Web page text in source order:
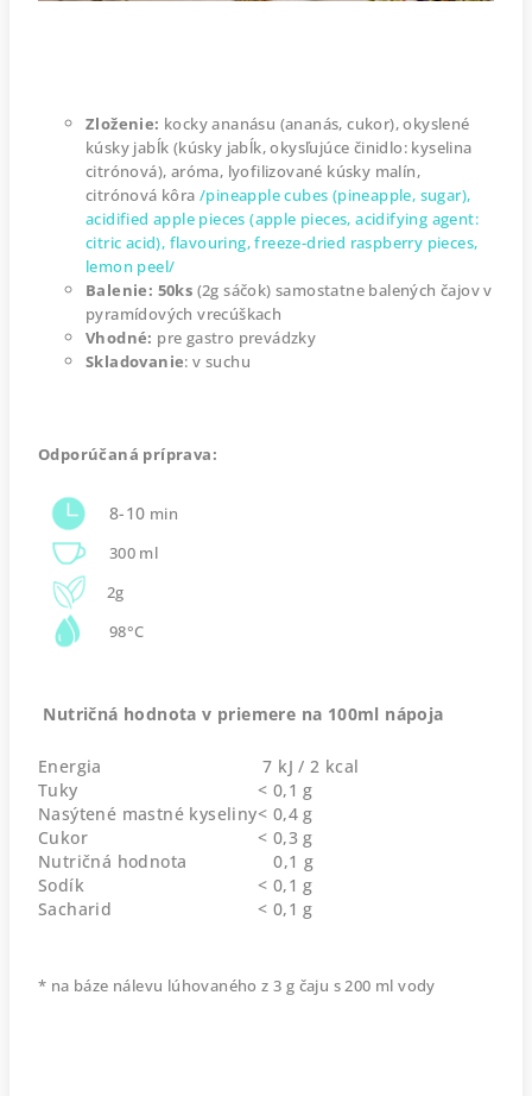
Zloženie: kocky ananásu (ananás, cukor), okyslené
kúsky jabĺk (kúsky jabĺk, okysľujúce činidlo: kyselina
citrónová), aróma, lyofilizované kúsky malín,
citrónová kôra/pineapple cubes (pineapple, sugar),
acidified apple pieces (apple pieces, acidifying agent:
citric acid), flavouring, freeze-dried raspberry pieces,
lemon peel/
Balenie: 50ks (2g sáčok) samostatne balených čajov v
pyramídových vrecúškach
Vhodné: pre gastro prevádzky
Skladovanie: v suchu
Odporúčaná príprava:
8-10 min
300 ml
2g
98°C
Nutričná hodnota v priemere na 100ml nápoja
Energia
7 kJ / 2 kcal
Tuky
< 0,1 g
Nasýtené mastné kyseliny< 0,4 g
Cukor
< 0,3 g
Nutričná hodnota
0,1 g
Sodík
< 0,1 g
Sacharid
< 0,1 g
* na báze nálevu lúhovaného z 3 g čaju s 200 ml vody